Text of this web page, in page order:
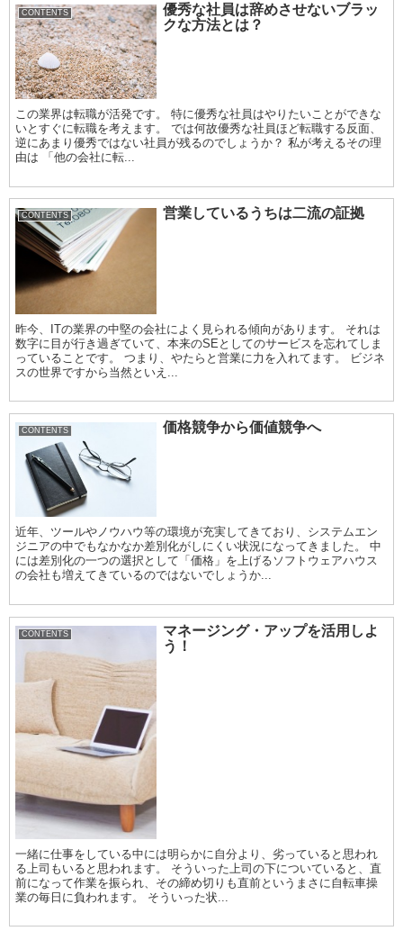
CONTENTS
優秀な社員は辞めさせないブラッ
クな方法とは？
この業界は転職が活発です。 特に優秀な社員はやりたいことができな
いとすぐに転職を考えます。 では何故優秀な社員ほど転職する反面、
逆にあまり優秀ではない社員が残るのでしょうか？ 私が考えるその理
由は 「他の会社に転...
CONTENTS 営業しているうちは二流の証拠
昨今、ITの業界の中堅の会社によく見られる傾向があります。 それは
数字に目が行き過ぎていて、本来のSEとしてのサービスを忘れてしま
っていることです。 つまり、やたらと営業に力を入れてます。 ビジネ
スの世界ですから当然といえ...
CONTENTS 価格競争から価値競争へ
近年、ツールやノウハウ等の環境が充実してきており、システムエン
ジニアの中でもなかなか差別化がしにくい状況になってきました。 中
には差別化の一つの選択として「価格」を上げるソフトウェアハウス
の会社も増えてきているのではないでしょうか...
CONTENTS
マネージング・アップを活用しよ
う！
一緒に仕事をしている中には明らかに自分より、劣っていると思われ
る上司もいると思われます。 そういった上司の下についていると、直
前になって作業を振られ、その締め切りも直前というまさに自転車操
業の毎日に負われます。 そういった状...